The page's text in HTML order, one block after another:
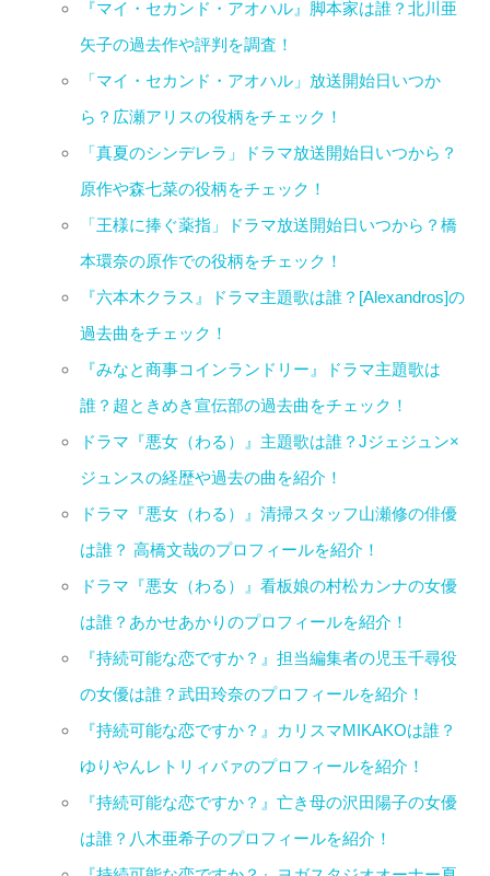
『マイ・セカンド・アオハル』脚本家は誰？北川亜
矢子の過去作や評判を調査！
「マイ・セカンド・アオハル」放送開始日いつか
ら？広瀬アリスの役柄をチェック！
「真夏のシンデレラ」ドラマ放送開始日いつから？
原作や森七菜の役柄をチェック！
「王様に捧ぐ薬指」ドラマ放送開始日いつから？橋
本環奈の原作での役柄をチェック！
『六本木クラス』ドラマ主題歌は誰？[Alexandros]の
過去曲をチェック！
『みなと商事コインランドリー』ドラマ主題歌は
誰？超ときめき宣伝部の過去曲をチェック！
ドラマ『悪女（わる）』主題歌は誰？Jジェジュン×
ジュンスの経歴や過去の曲を紹介！
ドラマ『悪女（わる）』清掃スタッフ山瀬修の俳優
は誰？ 高橋文哉のプロフィールを紹介！
ドラマ『悪女（わる）』看板娘の村松カンナの女優
は誰？あかせあかりのプロフィールを紹介！
『持続可能な恋ですか？』担当編集者の児玉千尋役
の女優は誰？武田玲奈のプロフィールを紹介！
『持続可能な恋ですか？』カリスマMIKAKOは誰？
ゆりやんレトリィバァのプロフィールを紹介！
『持続可能な恋ですか？』亡き母の沢田陽子の女優
は誰？八木亜希子のプロフィールを紹介！